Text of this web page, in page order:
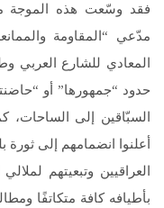
فقد وسّعت هذه
مدّعي “المقاومة
المعادي للشارع العربي
حدود “جمهورها” أو
السبّاقين إلى الساحات،
أعلنوا انضمامهم إلى
العراقيين وتبعيتهم
بأطيافه كافة متكاتفًا